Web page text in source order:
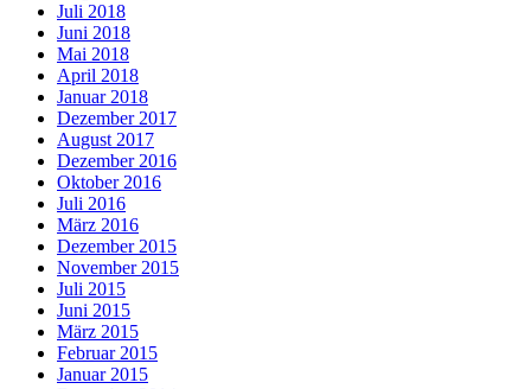
Juli 2018
Juni 2018
Mai 2018
April 2018
Januar 2018
Dezember 2017
August 2017
Dezember 2016
Oktober 2016
Juli 2016
März 2016
Dezember 2015
November 2015
Juli 2015
Juni 2015
März 2015
Februar 2015
Januar 2015